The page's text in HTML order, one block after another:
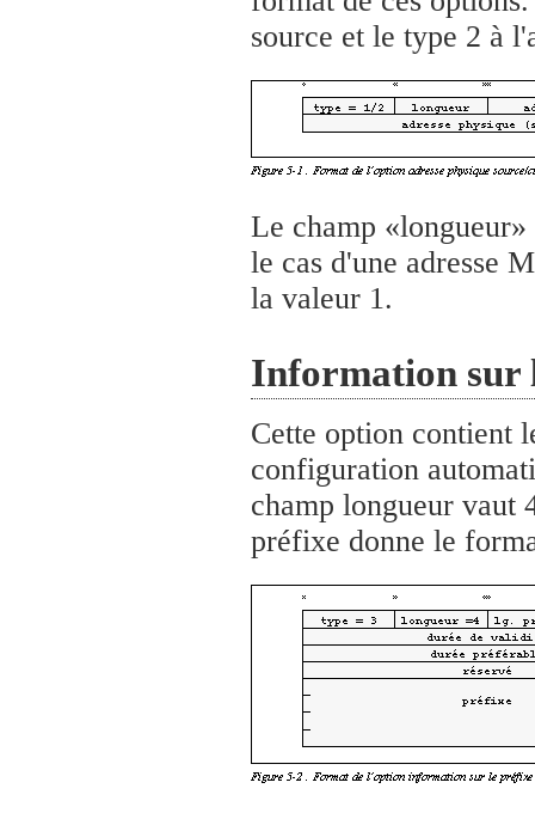
source et le type 2 à
Le champ
le cas d'une adresse
la valeur 1.
Information sur
Cette option contient
configuration
champ longueur vaut
préfixe donne le